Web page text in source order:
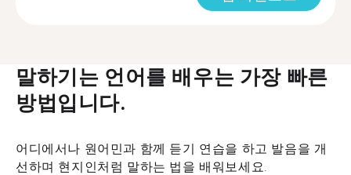
말하기는 언어를 배우는 가장 빠른
방법입니다.
어디에서나 원어민과 함께 듣기 연습을 하고 발음을 개
선하며 현지인처럼 말하는 법을 배워보세요.